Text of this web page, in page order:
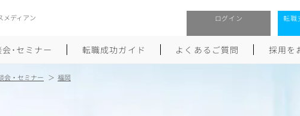
メディアン ログイン 転職
･セミナー 転職成功ガイド よくあるご質問 採用を
会・セミナー 福岡